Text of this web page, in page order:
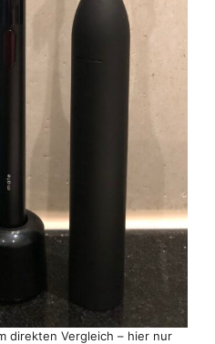
direkten Vergleich – hier nur